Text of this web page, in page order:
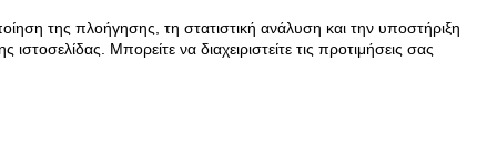
Δεδομένων
της πλοήγησης, τη στατιστική ανάλυση και την υποστήριξη
Μπορείτε να διαχειριστείτε τις προτιμήσεις σας